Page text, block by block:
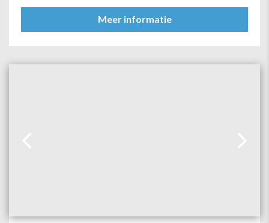
Meer informatie